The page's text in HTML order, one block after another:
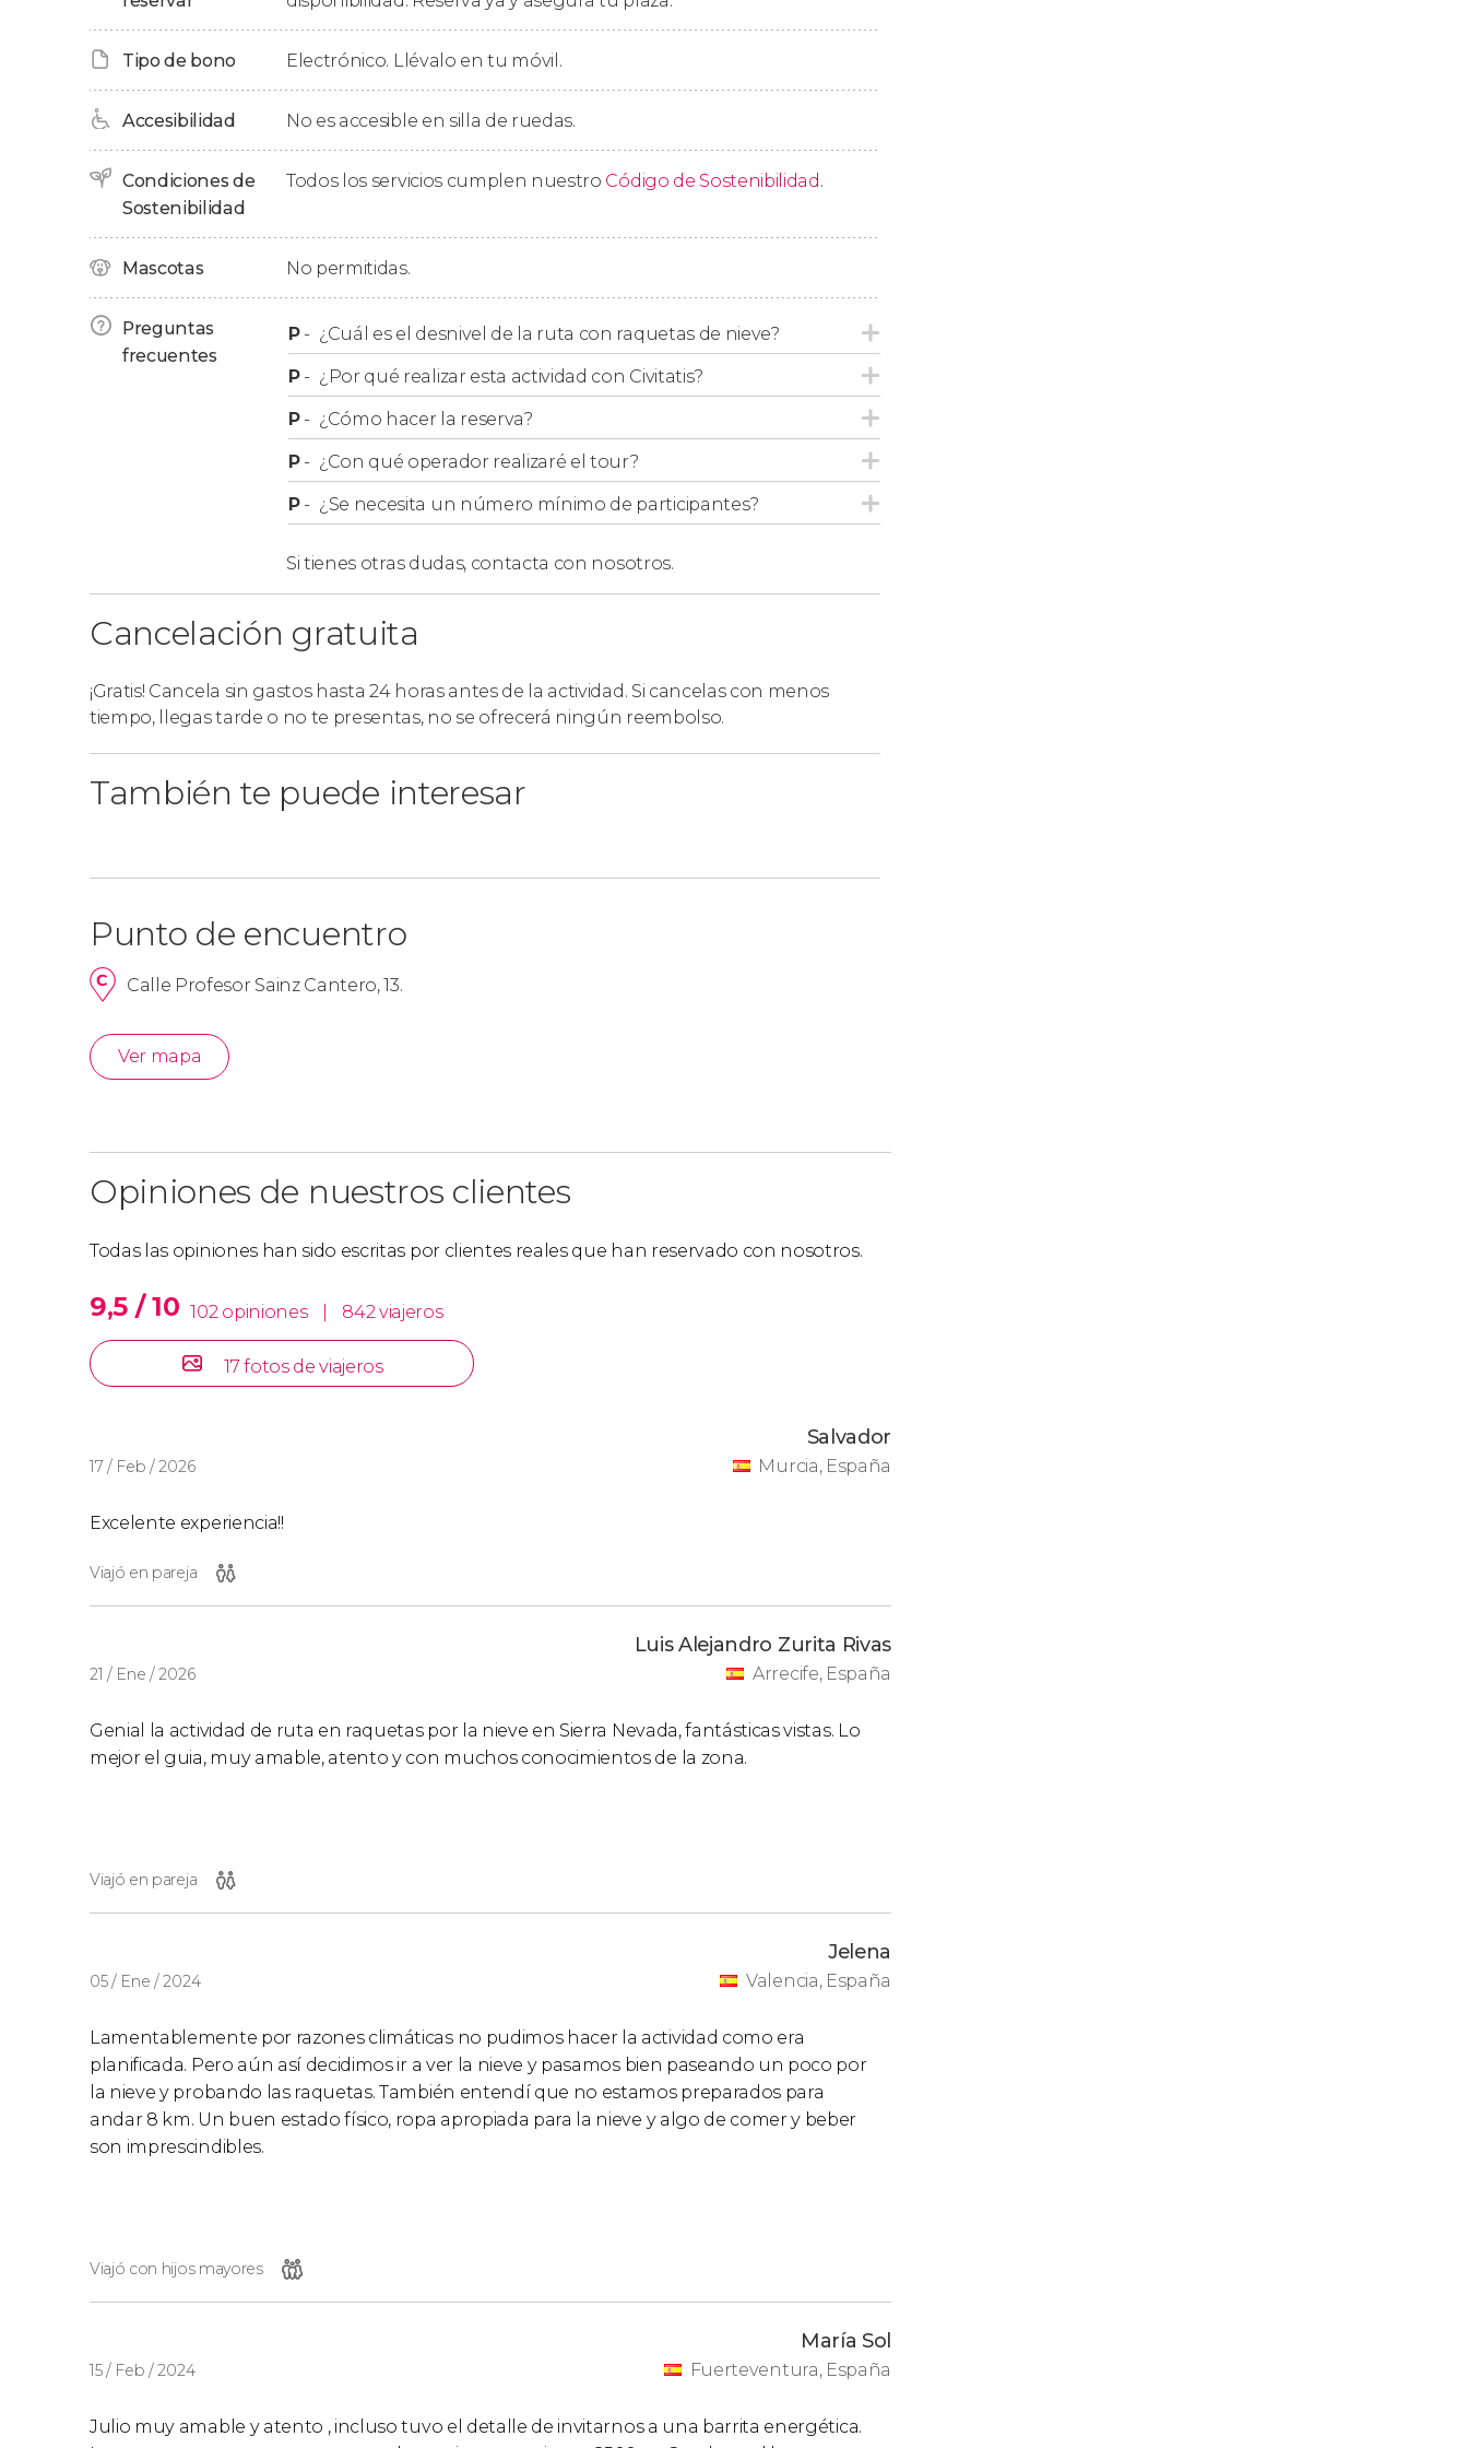
Tipo de bono Electrónico. Llévalo en tu móvil.
Accesibilidad No es accesible en silla de ruedas.
Condiciones de
Sostenibilidad
Todos los servicios cumplen nuestro Código de Sostenibilidad .
Mascotas No permitidas.
Preguntas
frecuentes
P- ¿Cuál es el desnivel de la ruta con raquetas de nieve?
P- ¿Por qué realizar esta actividad con Civitatis?
P- ¿Cómo hacer la reserva?
P- ¿Con qué operador realizaré el tour?
P- ¿Se necesita un número mínimo de participantes?
Si tienes otras dudas, contacta con nosotros.
Cancelación gratuita
¡Gratis! Cancela sin gastos hasta 24 horas antes de la actividad. Si cancelas con menos
tiempo, llegas tarde o no te presentas, no se ofrecerá ningún reembolso.
También te puede interesar
Punto de encuentro
Calle Profesor Sainz Cantero, 13.
Ver mapa
Opiniones de nuestros clientes
Todas las opiniones han sido escritas por clientes reales que han reservado con nosotros.
9,5 / 10 102 opiniones 842 viajeros
17 fotos de viajeros
17 / Feb / 2026
Salvador
Murcia, España
Excelente experiencia!!
Viajó en pareja
21 / Ene / 2026
Luis Alejandro Zurita Rivas
Arrecife, España
Genial la actividad de ruta en raquetas por la nieve en Sierra Nevada, fantásticas vistas. Lo
mejor el guia, muy amable, atento y con muchos conocimientos de la zona.
Viajó en pareja
05 / Ene / 2024
Jelena
Valencia, España
Lamentablemente por razones climáticas no pudimos hacer la actividad como era
planificada. Pero aún así decidimos ir a ver la nieve y pasamos bien paseando un poco por
la nieve y probando las raquetas. También entendí que no estamos preparados para
andar 8 km. Un buen estado físico, ropa apropiada para la nieve y algo de comer y beber
son imprescindibles.
Viajó con hijos mayores
15 / Feb / 2024
María Sol
Fuerteventura, España
Julio muy amable y atento , incluso tuvo el detalle de invitarnos a una barrita energética.